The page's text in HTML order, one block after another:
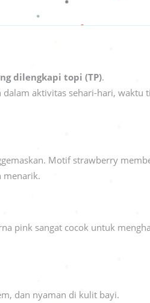
dilengkapi topi (TP).
aktivitas sehari-hari, waktu
Motif strawberry
menarik.
pink sangat cocok untuk
dan nyaman di kulit bayi.